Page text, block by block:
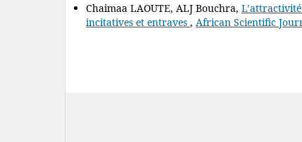
Chaimaa LAOUTE, ALJ Bouchra,
incitatives et entraves , African Scientific